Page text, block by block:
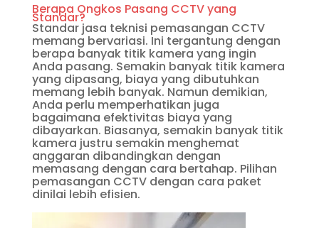
Berapa Ongkos Pasang CCTV yang
Standar?
Standar jasa teknisi pemasangan CCTV
memang bervariasi. Ini tergantung dengan
berapa banyak titik kamera yang ingin
Anda pasang. Semakin banyak titik kamera
yang dipasang, biaya yang dibutuhkan
memang lebih banyak. Namun demikian,
Anda perlu memperhatikan juga
bagaimana efektivitas biaya yang
dibayarkan. Biasanya, semakin banyak titik
kamera justru semakin menghemat
anggaran dibandingkan dengan
memasang dengan cara bertahap. Pilihan
pemasangan CCTV dengan cara paket
dinilai lebih efisien.